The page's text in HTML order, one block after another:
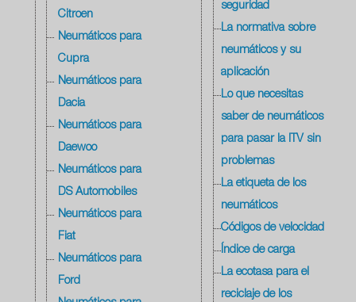
Citroen
Neumáticos para
Cupra
Neumáticos para
Dacia
Neumáticos para
Daewoo
Neumáticos para
DS Automobiles
Neumáticos para
Fiat
Neumáticos para
Ford
seguridad
La normativa sobre
neumáticos y su
aplicación
Lo que necesitas
saber de neumáticos
para pasar la ITV sin
problemas
La etiqueta de los
neumáticos
Códigos de velocidad
Índice de carga
La ecotasa para el
reciclaje de los